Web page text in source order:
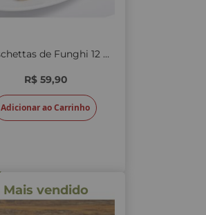
Bruschettas de Funghi 12 unid.
R$ 59,90
Adicionar ao Carrinho
Mais vendido